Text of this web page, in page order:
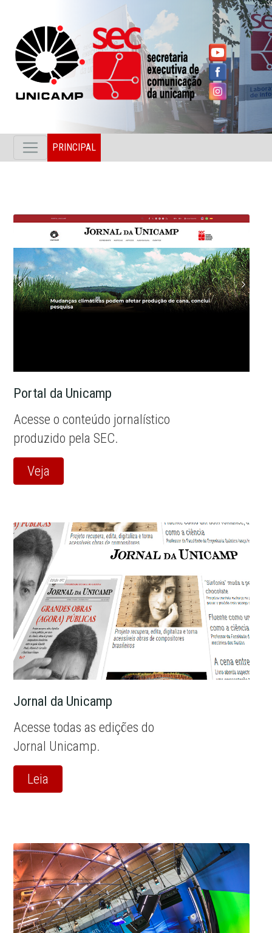
PRINCIPAL
Portal da Unicamp
Acesse o conteúdo jornalístico
produzido pela SEC.
Veja
Jornal da Unicamp
Acesse todas as edições do
Jornal Unicamp.
Leia